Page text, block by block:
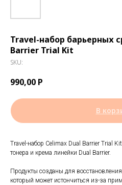
Travel-набор барьерных
Barrier Trial Kit
SKU:
990,00 Р
В
Travel-набор Celimax Dual Barrier Trial
тонера и крема линейки Dual Barrier.
Продукты созданы для
который может истончиться из-за